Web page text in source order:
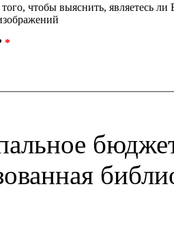
того, чтобы выяснить, являетесь
*